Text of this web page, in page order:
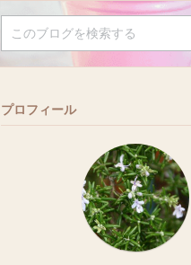
プロフィール